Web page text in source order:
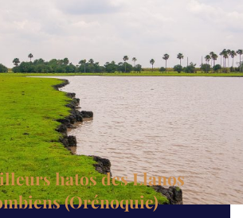
hatos des Llanos
(Orénoquie)